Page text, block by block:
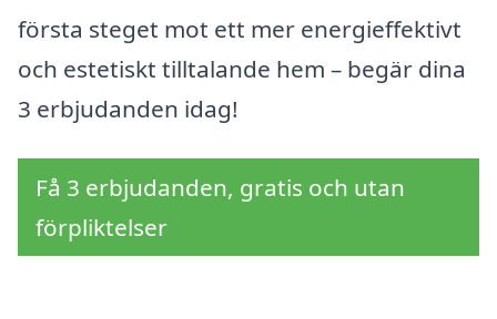
första steget mot ett mer energieffektivt
och estetiskt tilltalande hem – begär dina
3 erbjudanden idag!
Få 3 erbjudanden, gratis och utan
förpliktelser